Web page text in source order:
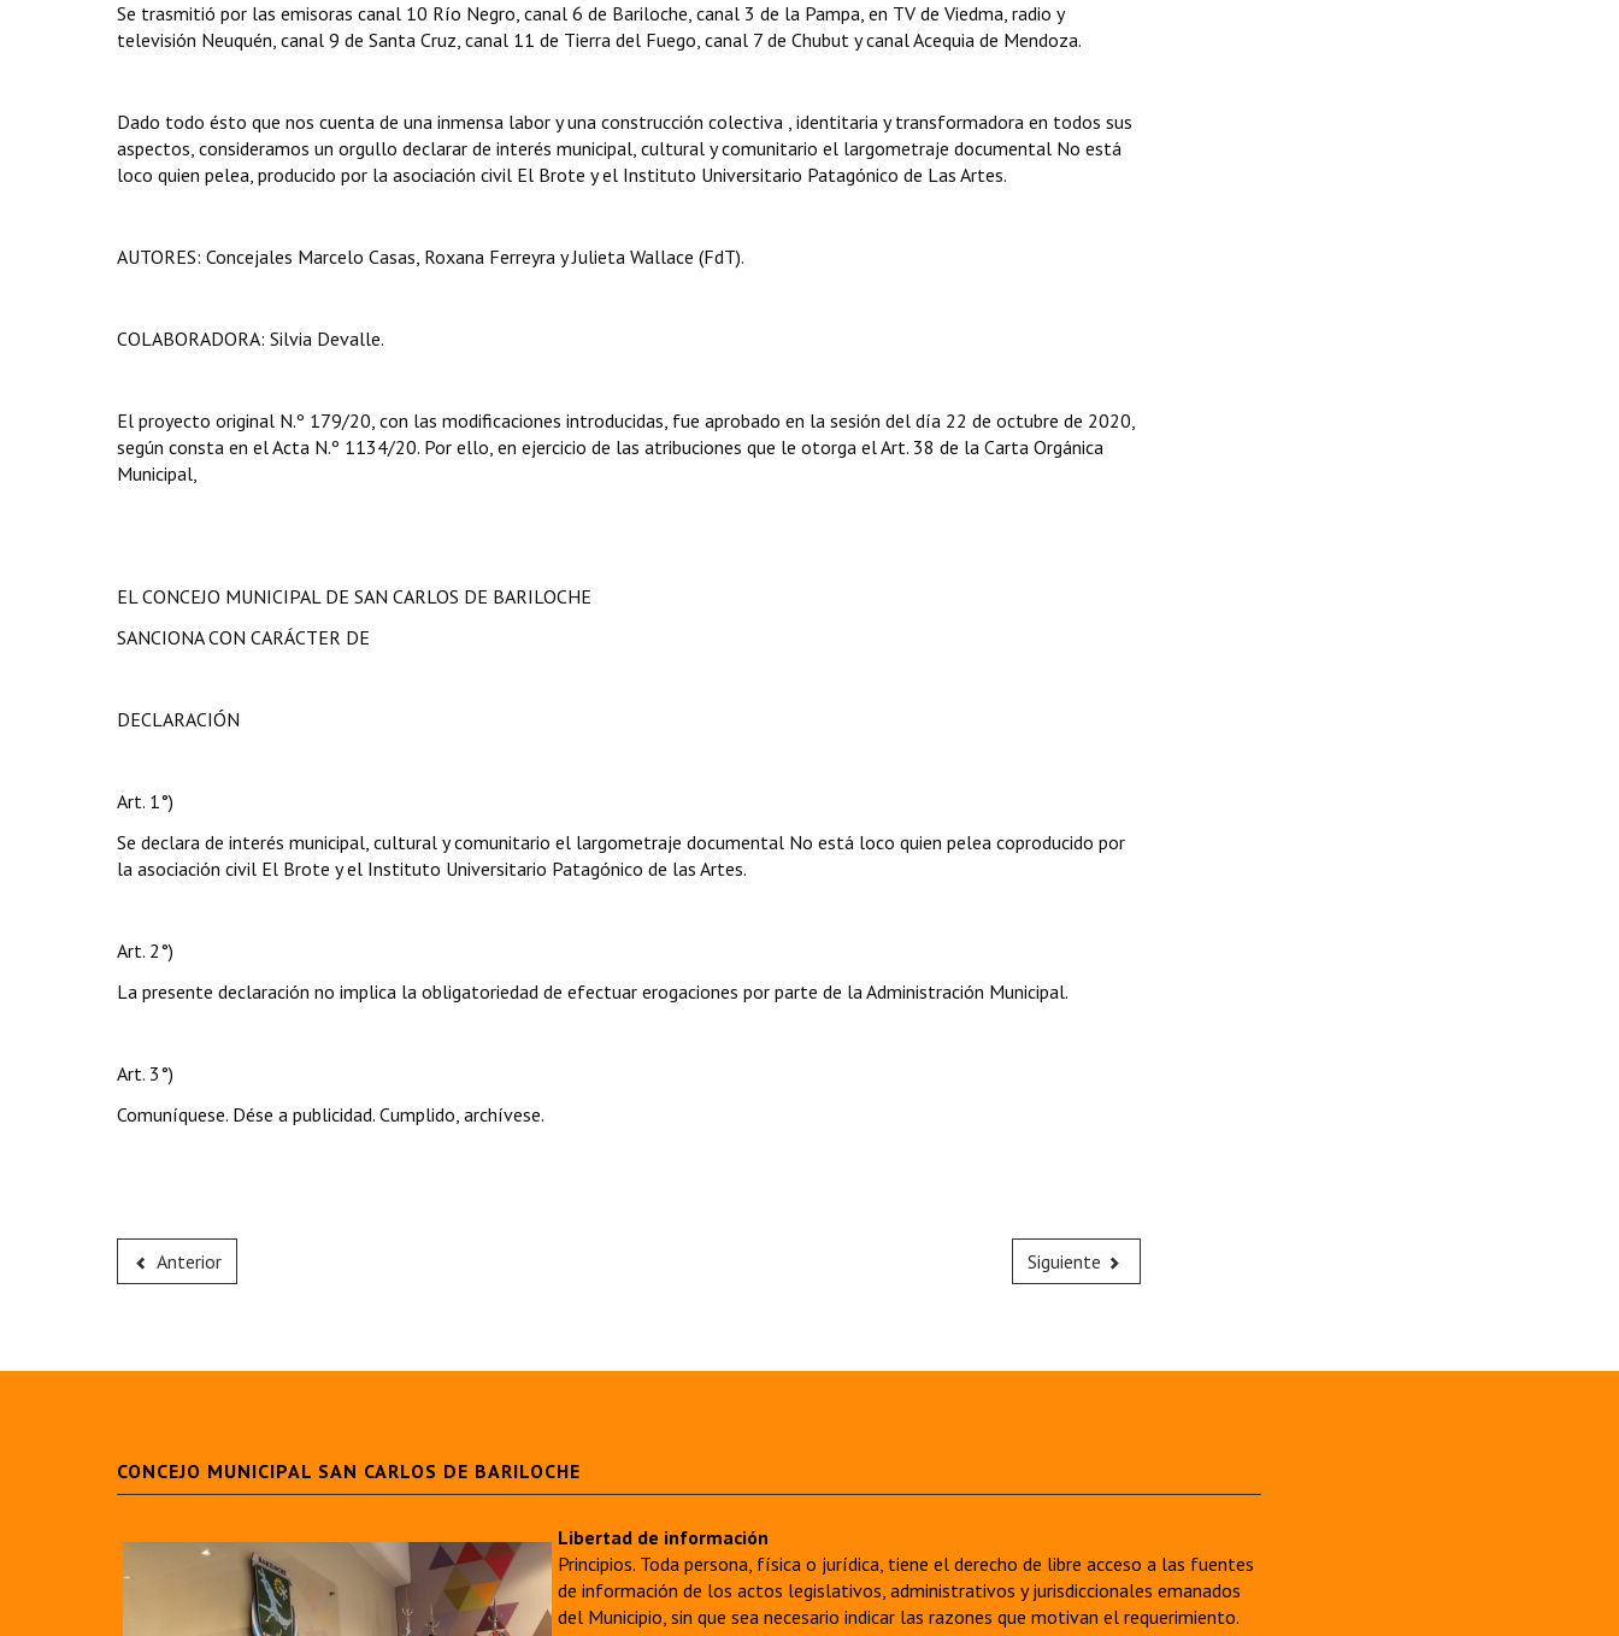
Se trasmitió por las emisoras canal 10 Río Negro, canal 6 de Bariloche, canal 3 de la Pampa, en TV de Viedma, radio y
televisión Neuquén, canal 9 de Santa Cruz, canal 11 de Tierra del Fuego, canal 7 de Chubut y canal Acequia de Mendoza.
Dado todo ésto que nos cuenta de una inmensa labor y una construcción colectiva , identitaria y transformadora en todos sus
aspectos, consideramos un orgullo declarar de interés municipal, cultural y comunitario el largometraje documental No está
loco quien pelea, producido por la asociación civil El Brote y el Instituto Universitario Patagónico de Las Artes.
AUTORES: Concejales Marcelo Casas, Roxana Ferreyra y Julieta Wallace (FdT).
COLABORADORA: Silvia Devalle.
El proyecto original N.º 179/20, con las modificaciones introducidas, fue aprobado en la sesión del día 22 de octubre de 2020,
según consta en el Acta N.º 1134/20. Por ello, en ejercicio de las atribuciones que le otorga el Art. 38 de la Carta Orgánica
Municipal,
EL CONCEJO MUNICIPAL DE SAN CARLOS DE BARILOCHE
SANCIONA CON CARÁCTER DE
DECLARACIÓN
Art. 1°)
Se declara de interés municipal, cultural y comunitario el largometraje documental No está loco quien pelea coproducido por
la asociación civil El Brote y el Instituto Universitario Patagónico de las Artes.
Art. 2°)
La presente declaración no implica la obligatoriedad de efectuar erogaciones por parte de la Administración Municipal.
Art. 3°)
Comuníquese. Dése a publicidad. Cumplido, archívese.
Anterior Siguiente
CONCEJO MUNICIPAL SAN CARLOS DE BARILOCHE
Libertad de información
Principios. Toda persona, física o jurídica, tiene el derecho de libre acceso a las fuentes
de información de los actos legislativos, administrativos y jurisdiccionales emanados
del Municipio, sin que sea necesario indicar las razones que motivan el requerimiento.